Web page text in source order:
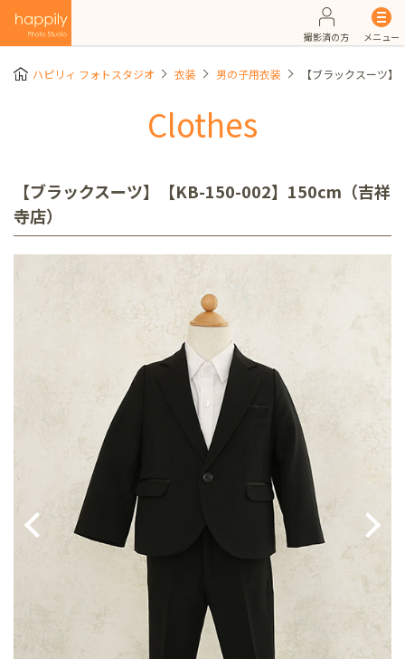
撮影済の方 メニュー
ハピリィ フォトスタジオ 衣装 男の子用衣装 【ブラックスーツ
Clothes
【ブラックスーツ】【KB-150-002】150cm（吉祥
寺店）